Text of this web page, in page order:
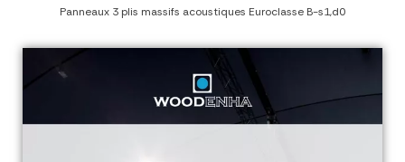
Panneaux 3 plis massifs acoustiques Euroclasse B-s1,d0